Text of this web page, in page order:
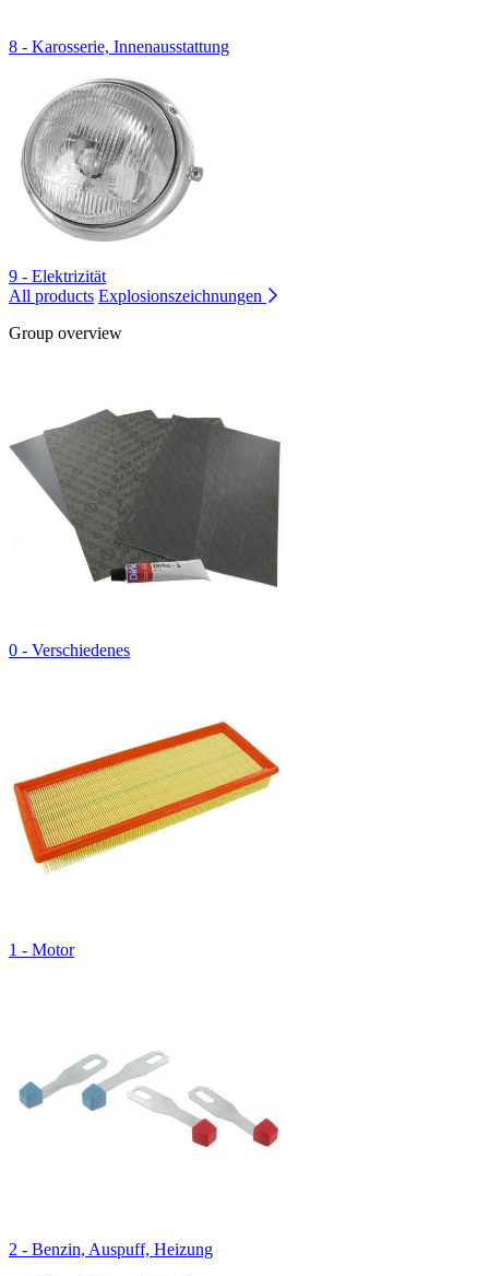
8 - Karosserie, Innenausstattung
9 - Elektrizität
All products Explosionszeichnungen
Group overview
0 - Verschiedenes
1 - Motor
2 - Benzin, Auspuff, Heizung